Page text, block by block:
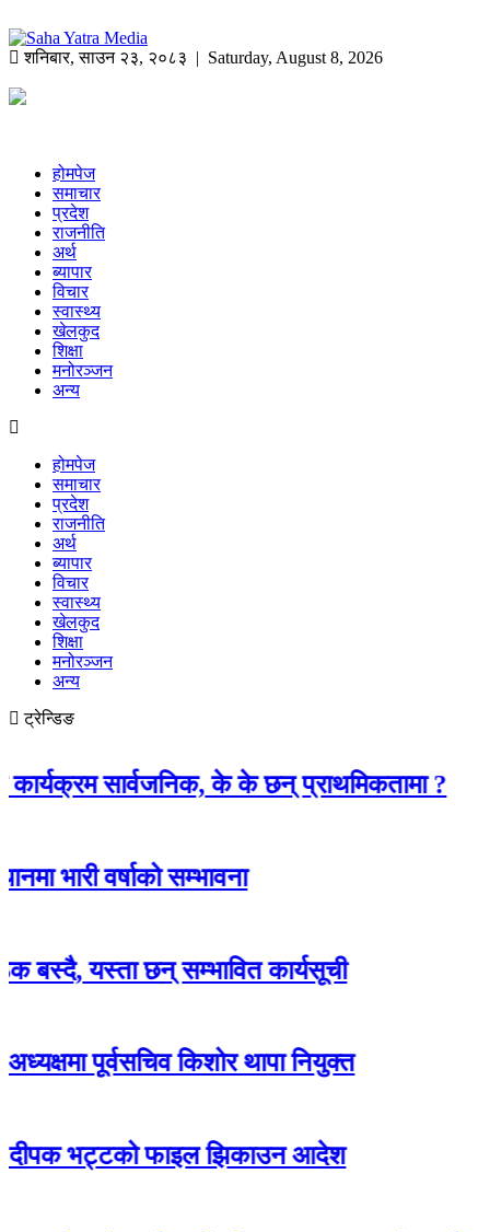
शनिबार,साउन २३, २०८३ | Saturday, August 8, 2026
होमपेज
समाचार
प्रदेश
राजनीति
अर्थ
ब्यापार
विचार
स्वास्थ्य
खेलकुद
शिक्षा
मनोरञ्जन
अन्य
होमपेज
समाचार
प्रदेश
राजनीति
अर्थ
ब्यापार
विचार
स्वास्थ्य
खेलकुद
शिक्षा
मनोरञ्जन
अन्य
ट्रेन्डिङ
सार्वजनिक, के के छन् प्राथमिकतामा ?
वर्षाको सम्भावना
छन् सम्भावित कार्यसूची
किशोर थापा नियुक्त
भट्टको फाइल झिकाउन आदेश